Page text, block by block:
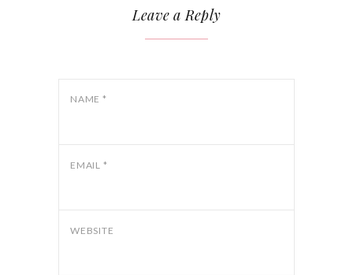
Leave a Reply
NAME *
EMAIL *
WEBSITE